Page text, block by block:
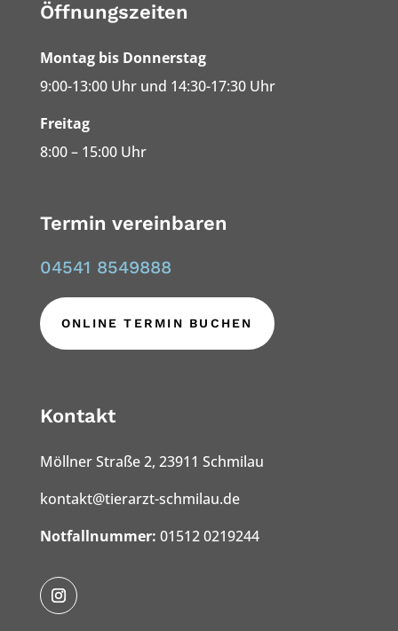
Öffnungszeiten
Montag bis Donnerstag
9:00-13:00 Uhr und 14:30-17:30 Uhr
Freitag
8:00 – 15:00 Uhr
Termin vereinbaren
04541 8549888
ONLINE TERMIN BUCHEN
Kontakt
Möllner Straße 2, 23911 Schmilau
kontakt@tierarzt-schmilau.de
Notfallnummer: 01512 0219244